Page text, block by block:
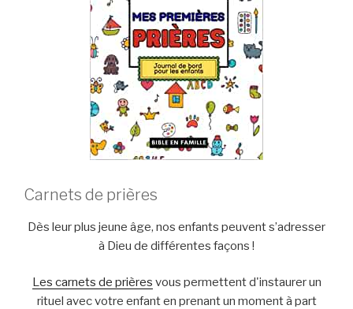
Carnets de prières
Dès leur plus jeune âge, nos enfants peuvent s’adresser
à Dieu de différentes façons !
Les carnets de prières vous permettent d'instaurer un
rituel avec votre enfant en prenant un moment à part